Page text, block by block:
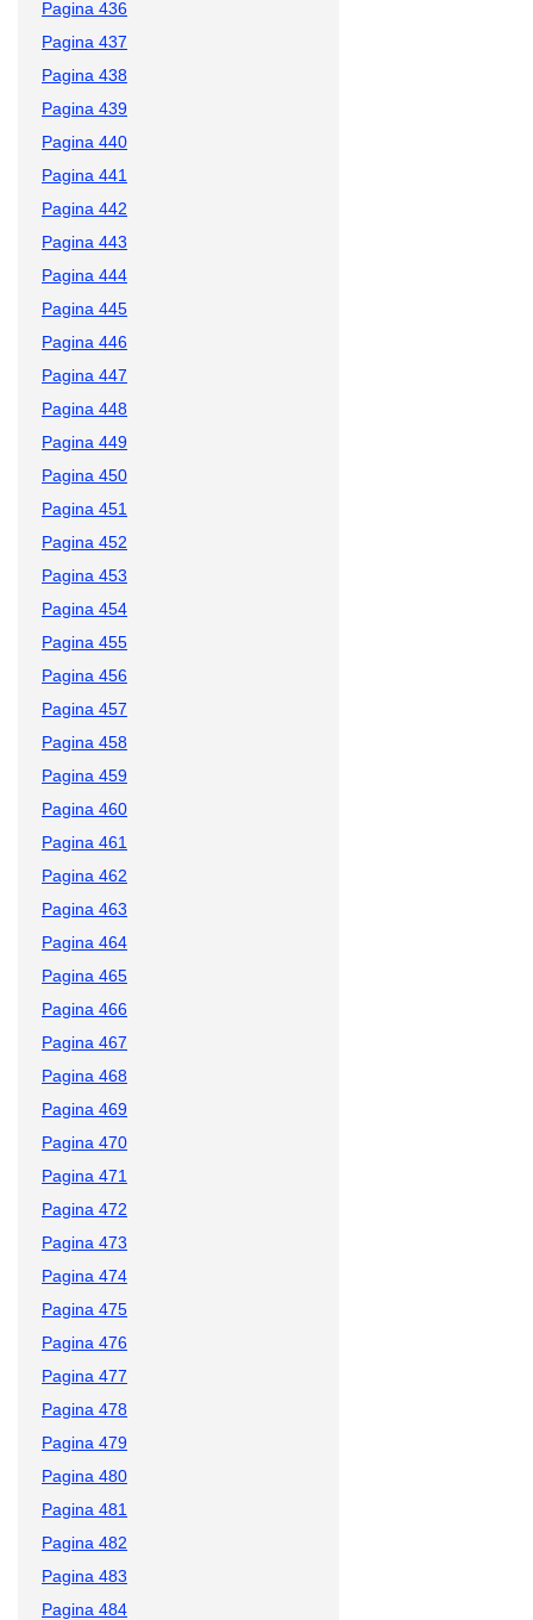
Pagina 436
Pagina 437
Pagina 438
Pagina 439
Pagina 440
Pagina 441
Pagina 442
Pagina 443
Pagina 444
Pagina 445
Pagina 446
Pagina 447
Pagina 448
Pagina 449
Pagina 450
Pagina 451
Pagina 452
Pagina 453
Pagina 454
Pagina 455
Pagina 456
Pagina 457
Pagina 458
Pagina 459
Pagina 460
Pagina 461
Pagina 462
Pagina 463
Pagina 464
Pagina 465
Pagina 466
Pagina 467
Pagina 468
Pagina 469
Pagina 470
Pagina 471
Pagina 472
Pagina 473
Pagina 474
Pagina 475
Pagina 476
Pagina 477
Pagina 478
Pagina 479
Pagina 480
Pagina 481
Pagina 482
Pagina 483
Pagina 484